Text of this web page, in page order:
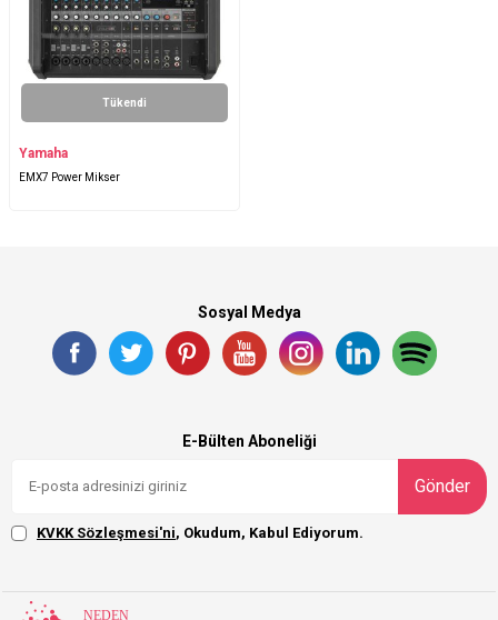
Tükendi
Yamaha
EMX7 Power Mikser
Sosyal Medya
E-Bülten Aboneliği
Gönder
KVKK Sözleşmesi'ni, Okudum, Kabul Ediyorum.